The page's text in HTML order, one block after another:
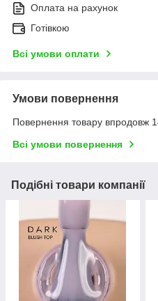
Оплата на рахунок
Готівкою
Всі умови оплати
Умови повернення
Повернення товару впродовж
Всі умови повернення
Подібні товари компанії